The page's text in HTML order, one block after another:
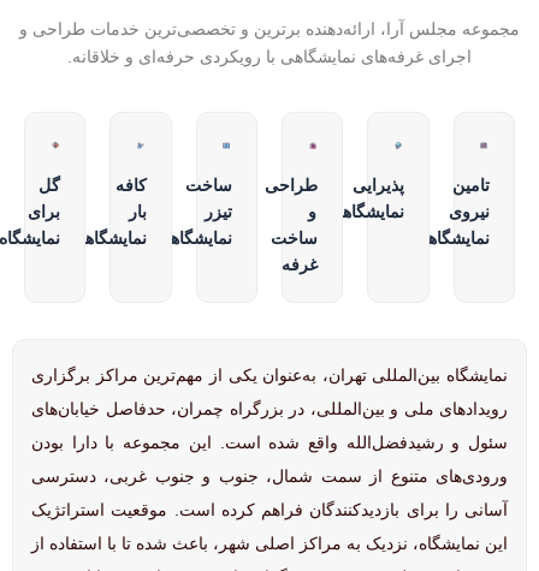
مجموعه مجلس آرا، ارائه‌دهنده برترین و تخصصی‌ترین خدمات طراحی و
اجرای غرفه‌های نمایشگاهی با رویکردی حرفه‌ای و خلاقانه.
تامین
نیروی
نمایشگاهی
پذیرایی
نمایشگاهی
طراحی
و
ساخت
غرفه
ساخت
تیزر
نمایشگاهی
کافه
بار
نمایشگاهی
گل
برای
نمایشگاه
نمایشگاه بین‌المللی تهران، به‌عنوان یکی از مهم‌ترین مراکز برگزاری
رویدادهای ملی و بین‌المللی، در بزرگراه چمران، حدفاصل خیابان‌های
سئول و رشیدفضل‌الله واقع شده است. این مجموعه با دارا بودن
ورودی‌های متنوع از سمت شمال، جنوب و جنوب غربی، دسترسی
آسانی را برای بازدیدکنندگان فراهم کرده است. موقعیت استراتژیک
این نمایشگاه، نزدیک به مراکز اصلی شهر، باعث شده تا با استفاده از